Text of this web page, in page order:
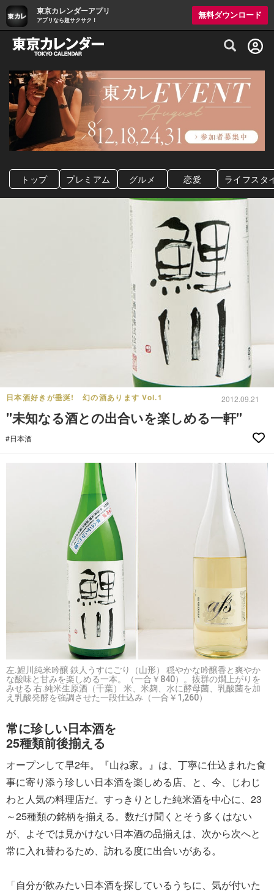
東京カレンダーアプリ
アプリなら超サクサク！
無料ダウンロード
グルメ情報・プレミアムレストラン予約
トップ プレミアム グルメ 恋愛 ライフスタ
日本酒好きが垂涎! 幻の酒あります Vol.1 2012.09.21
"未知なる酒との出合いを楽しめる一軒"
#日本酒
左.鯉川純米吟醸 鉄人うすにごり（山形） 穏やかな吟醸香と爽やか
な酸味と甘みを楽しめる一本。（一合￥840）。抜群の燗上がりを
みせる 右.純米生原酒（千葉） 米、米麹、水に酵母菌、乳酸菌を加
え乳酸発酵を強調させた一段仕込み（一合￥1,260）
常に珍しい日本酒を
25種類前後揃える
オープンして早2年。『山ね家。』は、丁寧に仕込まれた食
事に寄り添う珍しい日本酒を楽しめる店、と、今、じわじ
わと人気の料理店だ。すっきりとした純米酒を中心に、23
～25種類の銘柄を揃える。数だけ聞くとそう多くはない
が、よそでは見かけない日本酒の品揃えは、次から次へと
常に入れ替わるため、訪れる度に出合いがある。
「自分が飲みたい日本酒を探しているうちに、気が付いた